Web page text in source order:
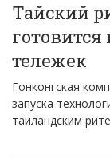
Тайский
готовится
тележек
Гонконгская
запуска
таиландским